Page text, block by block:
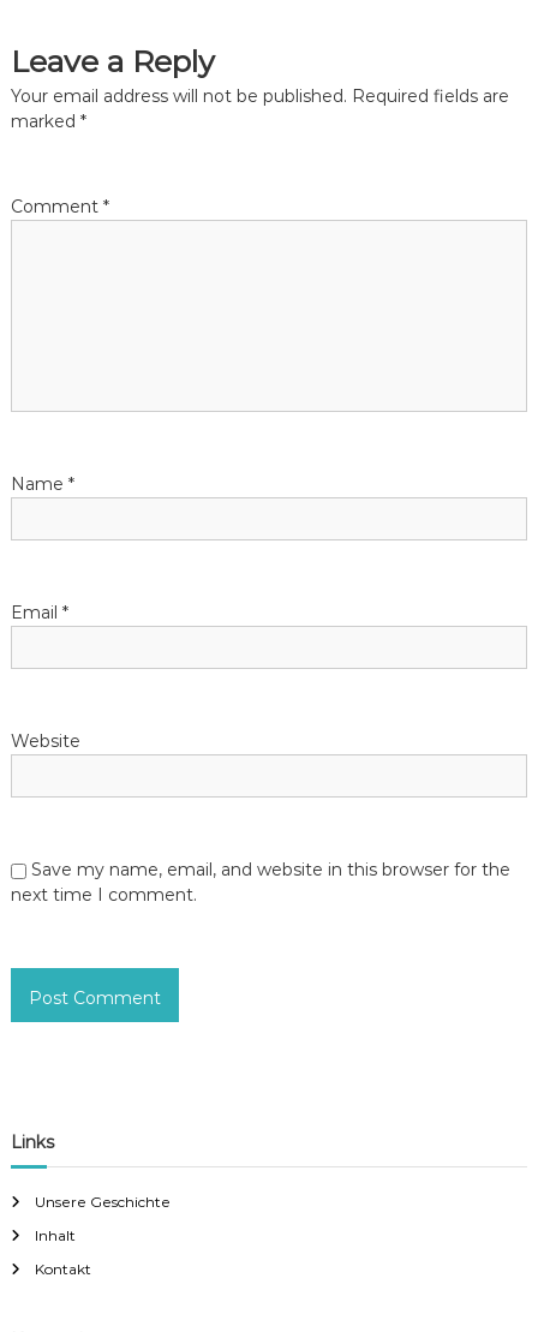
n
a
i
o
Leave a Reply
Your email address will not be published. Required fields are
marked *
Comment *
Name *
Email *
Website
Save my name, email, and website in this browser for the
next time I comment.
Links
Unsere Geschichte
Inhalt
Kontakt